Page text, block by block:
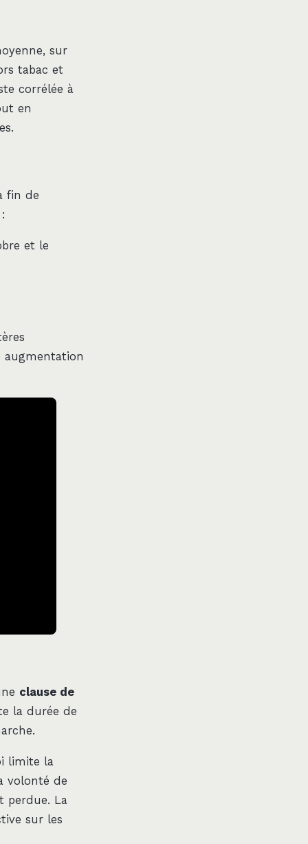
sur
tabac et
corrélée à
en
fin de
et le
augmentation
clause de
la durée de
limite la
volonté de
perdue. La
sur les